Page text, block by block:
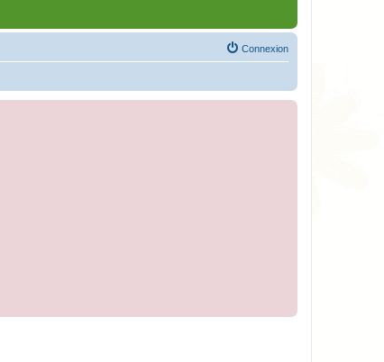
Connexion